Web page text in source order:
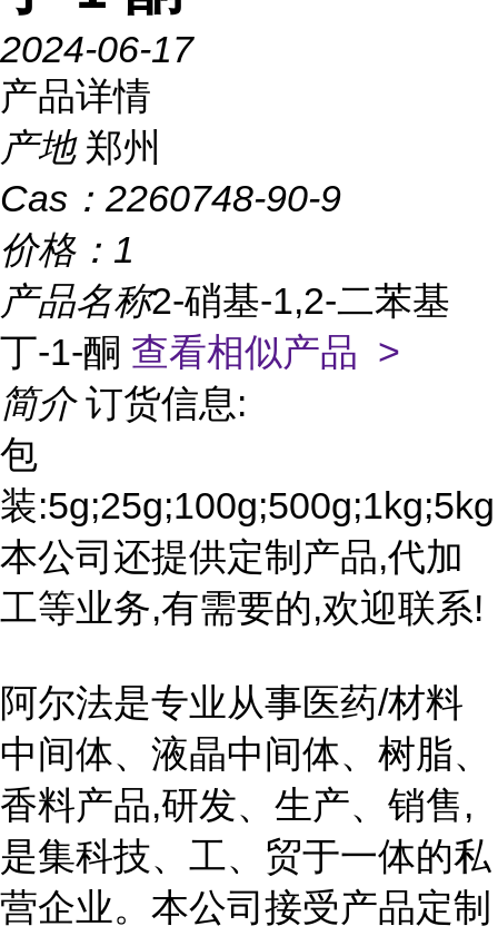
2024-06-17
产品详情
产地 郑州
Cas： 2260748-90-9
价格： 1
产品名称2-硝基-1,2-二苯基
丁-1-酮 查看相似产品 >
简介 订货信息:
包
装:5g;25g;100g;500g;1kg;5kg
本公司还提供定制产品,代加
工等业务,有需要的,欢迎联系!
阿尔法是专业从事医药/材料
中间体、液晶中间体、树脂、
香料产品,研发、生产、销售,
是集科技、工、贸于一体的私
营企业。本公司接受产品定制